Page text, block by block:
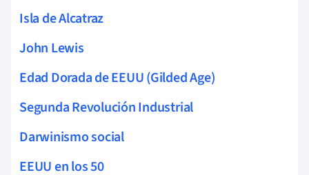
Isla de Alcatraz
John Lewis
Edad Dorada de EEUU (Gilded Age)
Segunda Revolución Industrial
Darwinismo social
EEUU en los 50